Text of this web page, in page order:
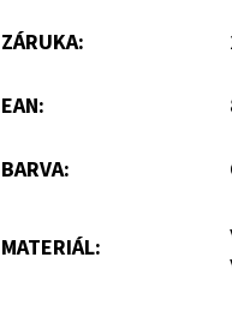
ZÁRUKA:
EAN:
BARVA:
MATERIÁL: